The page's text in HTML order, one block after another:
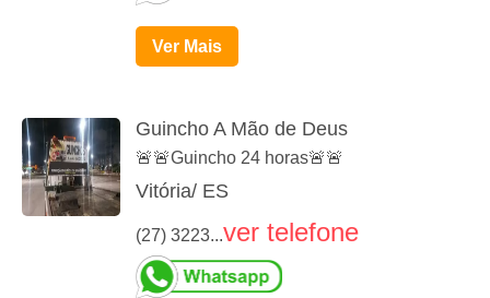
Ver Mais
Guincho A Mão de Deus
🚨🚨Guincho 24 horas🚨🚨
Vitória/ ES
(27) 3223...ver telefone